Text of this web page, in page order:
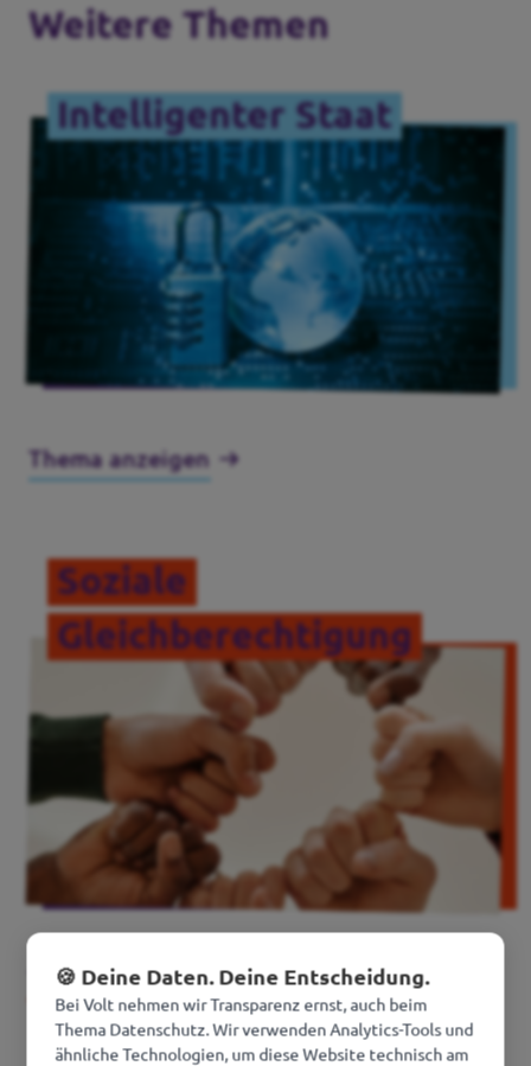
Weitere Themen
Intelligenter Staat
Thema anzeigen
Soziale
Gleichberechtigung
Thema anzeigen
🍪 Deine Daten. Deine Entscheidung.
Bei Volt nehmen wir Transparenz ernst, auch beim
Thema Datenschutz. Wir verwenden Analytics-Tools und
ähnliche Technologien, um diese Website technisch am